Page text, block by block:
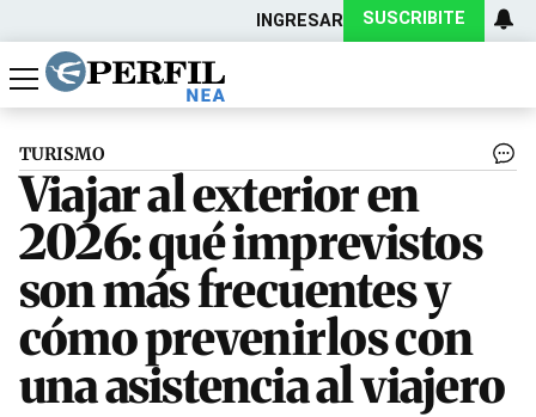
INGRESAR SUSCRIBITE
Política
Economía
Actualidad
TURISMO
Viajar al exterior en
2026: qué imprevistos
son más frecuentes y
cómo prevenirlos con
una asistencia al viajero